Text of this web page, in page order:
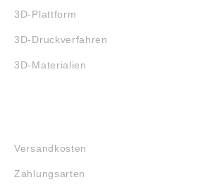
3D-Plattform
3D-Druckverfahren
3D-Materialien
Versandkosten
Zahlungsarten